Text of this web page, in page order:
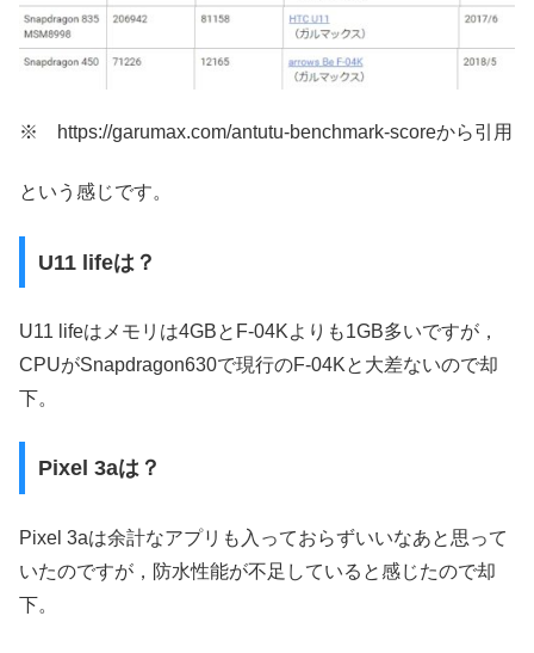
※ https://garumax.com/antutu-benchmark-scoreから引用
という感じです。
U11 lifeは？
U11 lifeはメモリは4GBとF-04Kよりも1GB多いですが，
CPUがSnapdragon630で現行のF-04Kと大差ないので却
下。
Pixel 3aは？
Pixel 3aは余計なアプリも入っておらずいいなあと思って
いたのですが，防水性能が不足していると感じたので却
下。